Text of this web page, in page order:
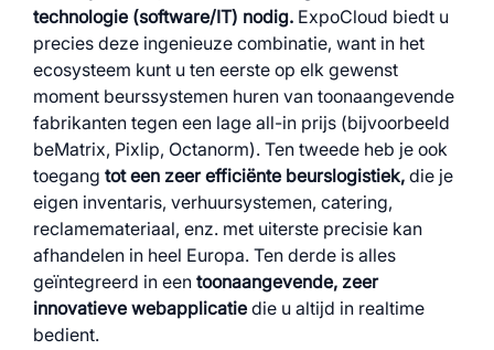
technologie (software/IT) nodig. ExpoCloud biedt u
precies deze ingenieuze combinatie, want in het
ecosysteem kunt u ten eerste op elk gewenst
moment beurssystemen huren van toonaangevende
fabrikanten tegen een lage all-in prijs (bijvoorbeeld
beMatrix, Pixlip, Octanorm). Ten tweede heb je ook
toegang tot een zeer efficiënte beurslogistiek, die je
eigen inventaris, verhuursystemen, catering,
reclamemateriaal, enz. met uiterste precisie kan
afhandelen in heel Europa. Ten derde is alles
geïntegreerd in een toonaangevende, zeer
innovatieve webapplicatie die u altijd in realtime
bedient.